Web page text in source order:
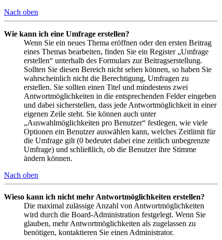
Nach oben
Wie kann ich eine Umfrage erstellen?
Wenn Sie ein neues Thema eröffnen oder den ersten Beitrag
eines Themas bearbeiten, finden Sie ein Register „Umfrage
erstellen“ unterhalb des Formulars zur Beitragserstellung.
Sollten Sie diesen Bereich nicht sehen können, so haben Sie
wahrscheinlich nicht die Berechtigung, Umfragen zu
erstellen. Sie sollten einen Titel und mindestens zwei
Antwortmöglichkeiten in die entsprechenden Felder eingeben
und dabei sicherstellen, dass jede Antwortmöglichkeit in einer
eigenen Zeile steht. Sie können auch unter
„Auswahlmöglichkeiten pro Benutzer“ festlegen, wie viele
Optionen ein Benutzer auswählen kann, welches Zeitlimit für
die Umfrage gilt (0 bedeutet dabei eine zeitlich unbegrenzte
Umfrage) und schließlich, ob die Benutzer ihre Stimme
ändern können.
Nach oben
Wieso kann ich nicht mehr Antwortmöglichkeiten erstellen?
Die maximal zulässige Anzahl von Antwortmöglichkeiten
wird durch die Board-Administration festgelegt. Wenn Sie
glauben, mehr Antwortmöglichkeiten als zugelassen zu
benötigen, kontaktieren Sie einen Administrator.